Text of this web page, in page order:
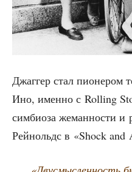
Джаг­гер стал пио­не­ром
Ино, имен­но с Rolling
сим­би­о­за жеман­но­сти и
Рей­нольдс в «Shock and